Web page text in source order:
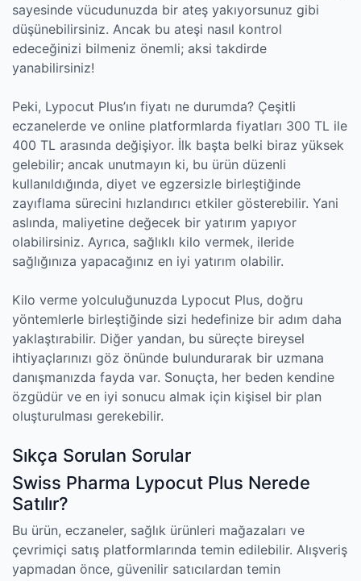
sayesinde vücudunuzda bir ateş yakıyorsunuz gibi
düşünebilirsiniz. Ancak bu ateşi nasıl kontrol
edeceğinizi bilmeniz önemli; aksi takdirde
yanabilirsiniz!
Peki, Lypocut Plus’ın fiyatı ne durumda? Çeşitli
eczanelerde ve online platformlarda fiyatları 300 TL ile
400 TL arasında değişiyor. İlk başta belki biraz yüksek
gelebilir; ancak unutmayın ki, bu ürün düzenli
kullanıldığında, diyet ve egzersizle birleştiğinde
zayıflama sürecini hızlandırıcı etkiler gösterebilir. Yani
aslında, maliyetine değecek bir yatırım yapıyor
olabilirsiniz. Ayrıca, sağlıklı kilo vermek, ileride
sağlığınıza yapacağınız en iyi yatırım olabilir.
Kilo verme yolculuğunuzda Lypocut Plus, doğru
yöntemlerle birleştiğinde sizi hedefinize bir adım daha
yaklaştırabilir. Diğer yandan, bu süreçte bireysel
ihtiyaçlarınızı göz önünde bulundurarak bir uzmana
danışmanızda fayda var. Sonuçta, her beden kendine
özgüdür ve en iyi sonucu almak için kişisel bir plan
oluşturulması gerekebilir.
Sıkça Sorulan Sorular
Swiss Pharma Lypocut Plus Nerede
Satılır?
Bu ürün, eczaneler, sağlık ürünleri mağazaları ve
çevrimiçi satış platformlarında temin edilebilir. Alışveriş
yapmadan önce, güvenilir satıcılardan temin